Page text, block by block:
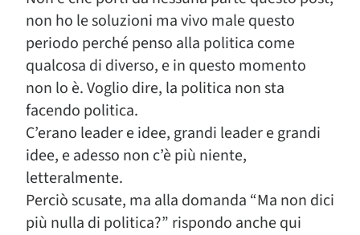
non ho le soluzioni ma vivo male questo
periodo perché penso alla politica come
qualcosa di diverso, e in questo momento
non lo è. Voglio dire, la politica non sta
facendo politica.
C’erano leader e idee, grandi leader e grandi
idee, e adesso non c’è più niente,
letteralmente.
Perciò scusate, ma alla domanda “Ma non dici
più nulla di politica?” rispondo anche qui